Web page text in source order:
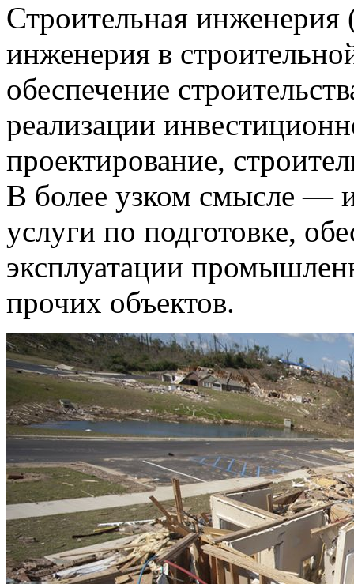
Строительная
инженерия в
обеспечение
реализации
проектирование,
В более узком смысле —
услуги по подготовке,
эксплуатации
прочих объектов.